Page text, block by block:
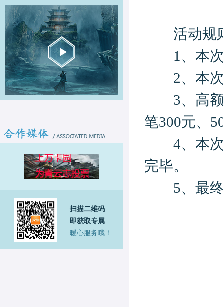
扫描二维码
即获取专属
暖心服务哦！
活动规
1、本次
2、本次
3、高额
笔300元、
4、本次
完毕。
5、最终